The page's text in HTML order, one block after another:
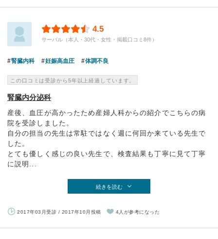
4.5
サーバル（本人・30代・女性・掲載口コミ8件）
腎臓内科 妊娠高血圧 体調不良
この口コミは受診から5年以上経過しています。
腎臓内分泌科
産後、血圧が高かったため産婦人科からの紹介でこちらの病
院を受診しました。
自分の担当の先生は常駐ではなく週に何回か来ている先生で
した。
とても優しく感じの良い先生で、検査結果も丁寧に見て丁寧
に説明...
続きを読む
2017年03月受診 / 2017年10月投稿 4人が参考になった